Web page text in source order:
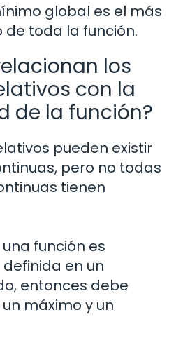
global es el más
toda la función.
los
con la
de la función?
pueden existir
pero no todas
tienen
función es
en un
entonces debe
máximo y un